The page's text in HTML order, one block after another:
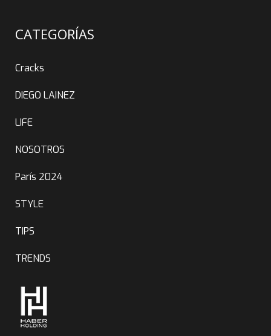
CATEGORÍAS
Cracks
DIEGO LAINEZ
LIFE
NOSOTROS
París 2024
STYLE
TIPS
TRENDS